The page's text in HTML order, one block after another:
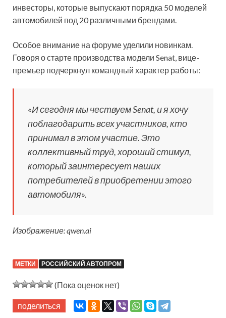
инвесторы, которые выпускают порядка 50 моделей
автомобилей под 20 различными брендами.
Особое внимание на форуме уделили новинкам.
Говоря о старте производства модели Senat, вице-
премьер подчеркнул командный характер работы:
«И сегодня мы чествуем Senat, и я хочу
поблагодарить всех участников, кто
принимал в этом участие. Это
коллективный труд, хороший стимул,
который заинтересует наших
потребителей в приобретении этого
автомобиля».
Изображение: qwen.ai
МЕТКИ РОССИЙСКИЙ АВТОПРОМ
(Пока оценок нет)
поделиться